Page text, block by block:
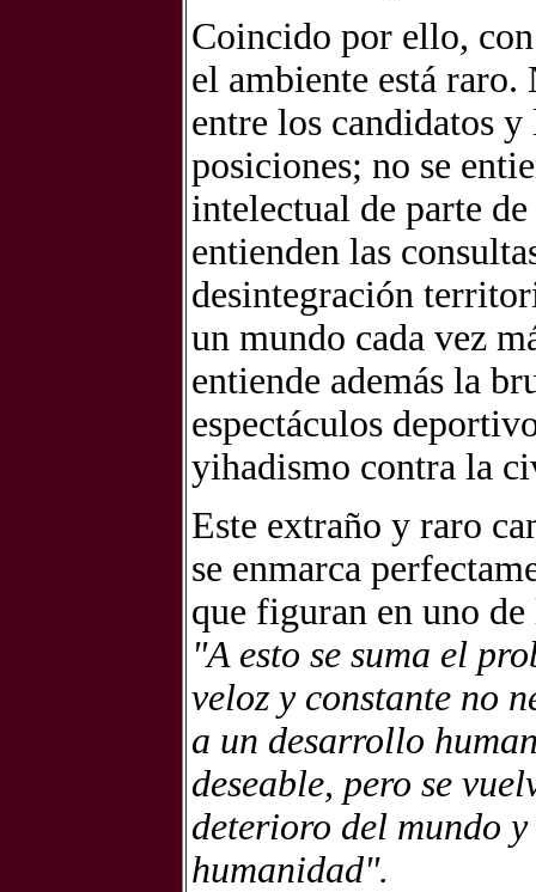
Coincido por ello,
el ambiente está
entre los candidatos
posiciones; no se
intelectual de parte
entienden las
desintegración
un mundo cada vez
entiende además la
espectáculos
yihadismo contra la
Este extraño y raro
se enmarca
que figuran en uno
"A esto se suma el
veloz y constante no
a un desarrollo
deseable, pero se
deterioro del mundo
humanidad".